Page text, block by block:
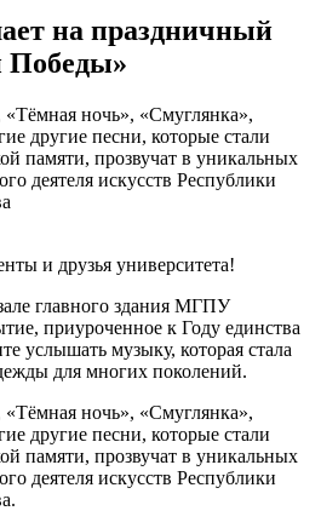
на праздничный
Победы»
ночь», «Смуглянка»,
другие песни, которые стали
памяти, прозвучат в уникальных
деятеля искусств Республики
и друзья университета!
главного здания МГПУ
приуроченное к Году единства
услышать музыку, которая стала
для многих поколений.
ночь», «Смуглянка»,
другие песни, которые стали
памяти, прозвучат в уникальных
деятеля искусств Республики